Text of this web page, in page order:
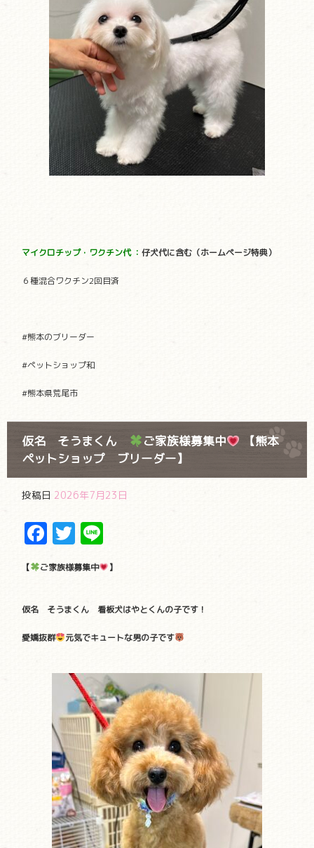
マイクロチップ・ワクチン代 ：仔犬代に含む（ホームページ特典）
６種混合ワクチン2回目済
#熊本のブリーダー
#ペットショップ和
#熊本県荒尾市
仮名 そうまくん ご家族様募集中
【熊本
ペットショップ ブリーダー】
投稿日 2026年7月23日
Facebook
Twitter
【 ご家族様募集中 】
仮名 そうまくん 看板犬はやとくんの子です！
愛嬌抜群 元気でキュートな男の子です